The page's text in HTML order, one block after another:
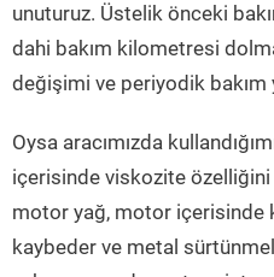
unuturuz. Üstelik önceki
dahi bakım kilometresi
değişimi ve periyodik bakım
Oysa aracımızda
içerisinde viskozite
motor yağ, motor içerisinde
kaybeder ve metal